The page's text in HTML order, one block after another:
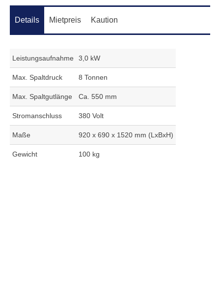
Details Mietpreis Kaution
Leistungsaufnahme 3,0 kW
Max. Spaltdruck 8 Tonnen
Max. Spaltgutlänge Ca. 550 mm
Stromanschluss 380 Volt
Maße 920 x 690 x 1520 mm (LxBxH)
Gewicht 100 kg